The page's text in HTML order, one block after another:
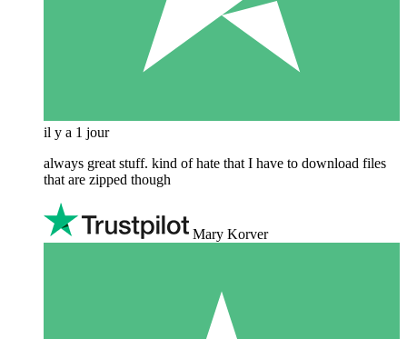
il y a 1 jour
always great stuff. kind of hate that I have to download files
that are zipped though
Mary Korver